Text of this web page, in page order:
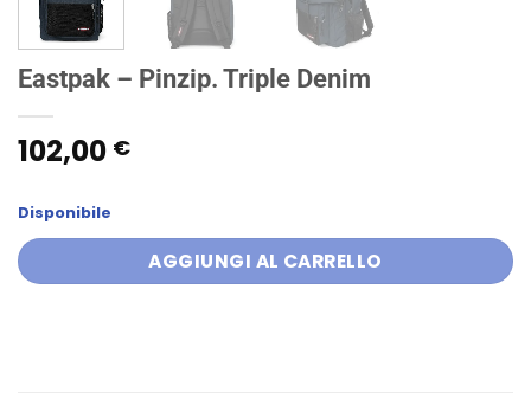
Eastpak – Pinzip. Triple Denim
102,00 €
Disponibile
AGGIUNGI AL CARRELLO